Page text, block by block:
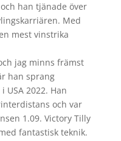
han tjänade över
Med
mest vinstrika
jag minns främst
han sprang
USA 2022. Han
och var
1.09. Victory Tilly
fantastisk teknik.